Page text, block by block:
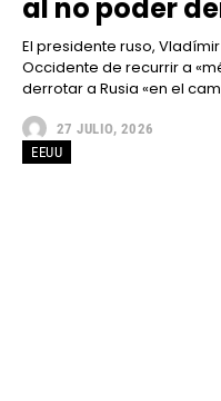
al no poder
El presidente ruso,
Occidente de recurrir a
derrotar a Rusia «en el
27 JULIO, 2026
EEUU